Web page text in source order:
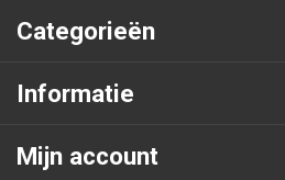
Categorieën
Informatie
Mijn account